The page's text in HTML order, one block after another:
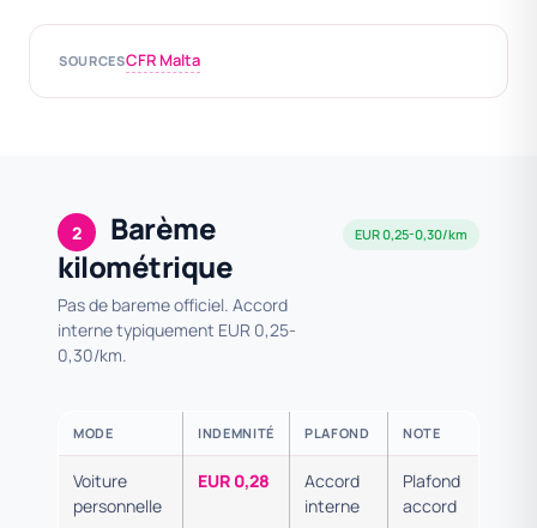
SOURCESCFR Malta
2
Barème
kilométrique
Pas de bareme officiel. Accord
interne typiquement EUR 0,25-
0,30/km.
EUR 0,25-0,30/km
MODE INDEMNITÉ PLAFOND NOTE
Voiture
personnelle
EUR 0,28
Accord
interne
Plafond
accord